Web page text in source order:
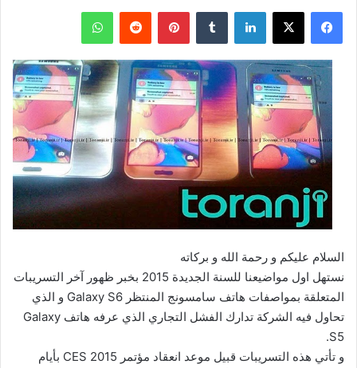
فيسبوك ‫X لينكدإن بينتيريست واتساب
السلام عليكم و رحمة الله و بركاته
نستهل اول مواضيعنا للسنة الجديدة 2015 بخبر ظهور آخر التسريبات
المتعلقة بمواصفات هاتف سامسونج المنتظر Galaxy S6 و الذي
تحاول فيه الشركة تدارك الفشل التجاري الذي عرفه هاتف Galaxy
S5.
و تأتي هذه التسريبات قبيل موعد انعقاد مؤتمر CES 2015 بأيام